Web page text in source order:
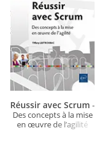
Réussir avec Scrum -
Des concepts à la mise
en œuvre de l’agilité